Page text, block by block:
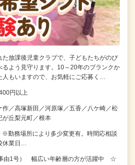
た放課後児童クラブで、子どもたちがのび
るよう見守ります。10～20年のブランクか
人もいますので、お気軽にご応募く…
円以上
作／高塚新田／河原塚／五香／八ケ崎／松
が丘梨元町／根本
※勤務場所により多少変更有。時間応相談
休業日…
由1号） 幅広い年齢層の方が活躍中 ☆